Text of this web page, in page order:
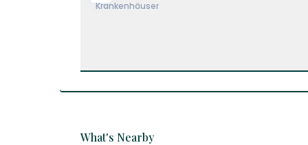
What's Nearby